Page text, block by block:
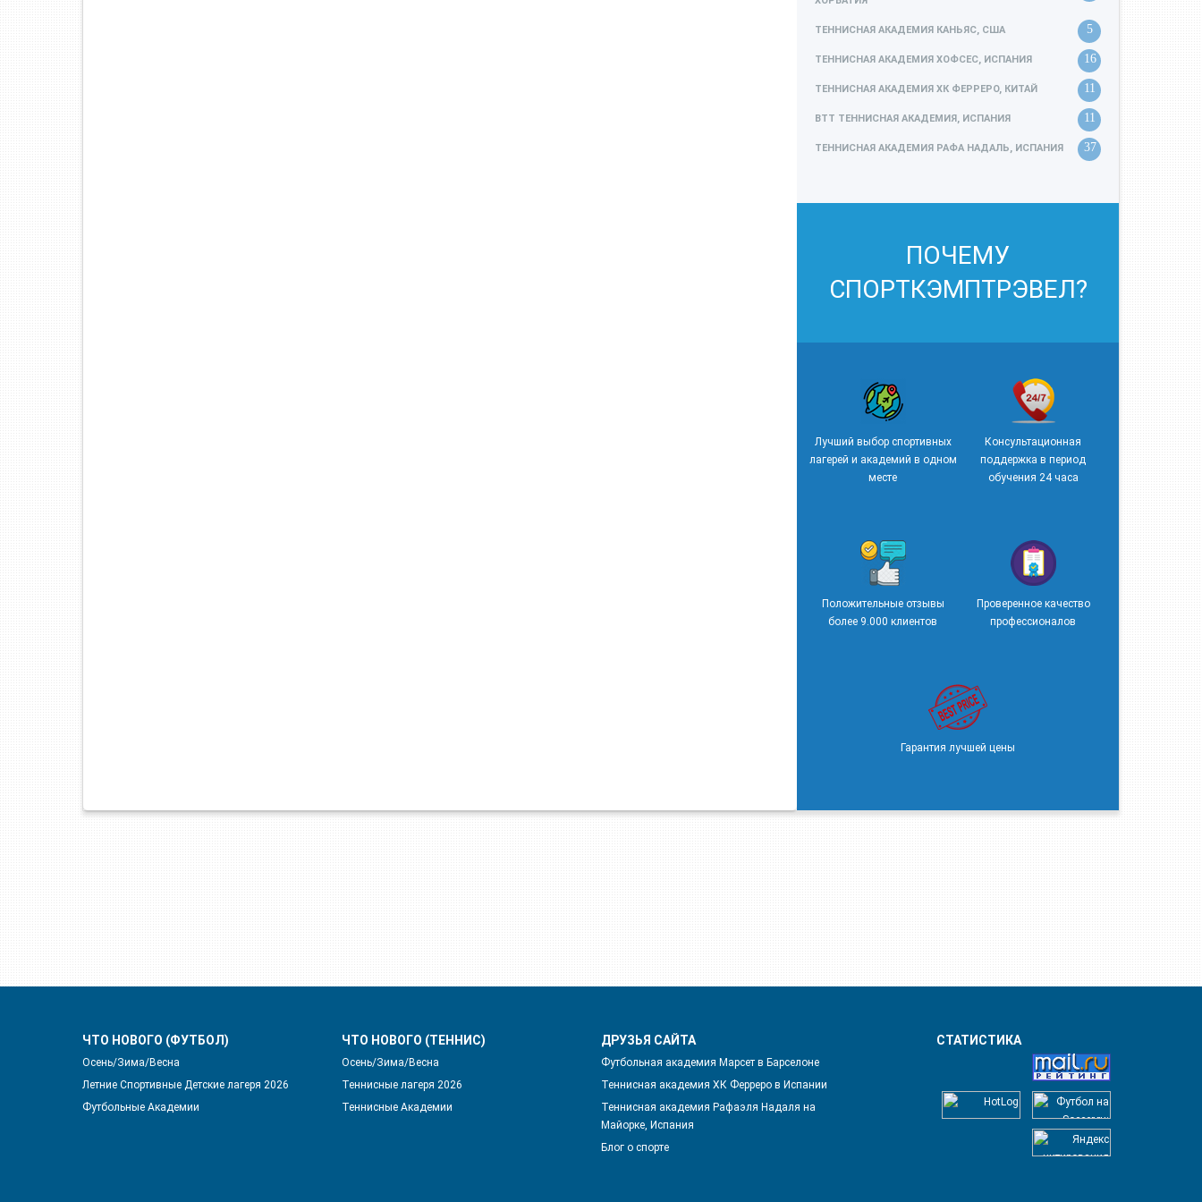
ТЕННИСНАЯ АКАДЕМИЯ КАНЬЯС, США 5
ТЕННИСНАЯ АКАДЕМИЯ ХОФСЕС, ИСПАНИЯ 16
ТЕННИСНАЯ АКАДЕМИЯ ХК ФЕРРЕРО, КИТАЙ 11
ВТТ ТЕННИСНАЯ АКАДЕМИЯ, ИСПАНИЯ 11
ТЕННИСНАЯ АКАДЕМИЯ РАФА НАДАЛЬ, ИСПАНИЯ 37
ПОЧЕМУ
СПОРТКЭМПТРЭВЕЛ?
Лучший выбор спортивных
лагерей и академий в одном
месте
Консультационная
поддержка в период
обучения 24 часа
Положительные отзывы
более 9.000 клиентов
Проверенное качество
профессионалов
Гарантия лучшей цены
ЧТО НОВОГО (ФУТБОЛ)
Осень/Зима/Весна
Летние Спортивные Детские лагеря 2026
Футбольные Академии
ЧТО НОВОГО (ТЕННИС)
Осень/Зима/Весна
Теннисные лагеря 2026
Теннисные Академии
ДРУЗЬЯ САЙТА
Футбольная академия Марсет в Барселоне
Теннисная академия ХК Ферреро в Испании
Теннисная академия Рафаэля Надаля на
Майорке, Испания
Блог о спорте
СТАТИСТИКА